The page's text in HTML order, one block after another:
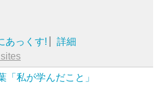
あっくす!
詳細
「私が学んだこと」